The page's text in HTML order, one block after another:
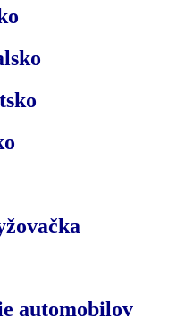
automobilov